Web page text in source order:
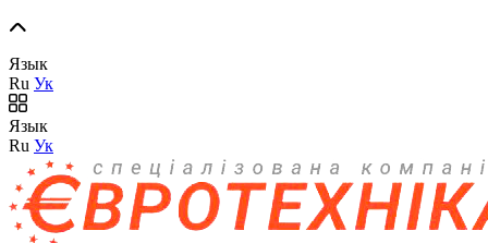
Язык
Ru Ук
Язык
Ru Ук